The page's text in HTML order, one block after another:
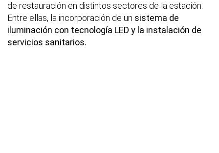
de restauración en distintos sectores de la estación.
Entre ellas, la incorporación de un sistema de
iluminación con tecnología LED y la instalación de
servicios sanitarios.